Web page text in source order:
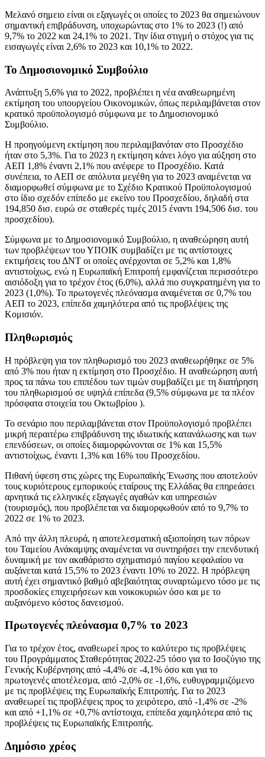
Μελανό σημειο είναι οι εξαγωγές οι οποίες το 2023 θα σημειώνουν
σημαντική επιβράδυνση, υποχωρώντας στο 1% το 2023 (!) από
9,7% το 2022 και 24,1% το 2021. Την ίδια στιγμή ο στόχος για τις
εισαγωγές είναι 2,6% το 2023 και 10,1% το 2022.
Το Δημοσιονομικό Συμβούλιο
Ανάπτυξη 5,6% για το 2022, προβλέπει η νέα αναθεωρημένη
εκτίμηση του υπουργείου Οικονομικών, όπως περιλαμβάνεται στον
κρατικό προϋπολογισμό σύμφωνα με το Δημοσιονομικό
Συμβούλιο.
Η προηγούμενη εκτίμηση που περιλαμβανόταν στο Προσχέδιο
ήταν στο 5,3%. Για το 2023 η εκτίμηση κάνει λόγο για αύξηση στο
ΑΕΠ 1,8% έναντι 2,1% που ανέφερε το Προσχέδιο. Κατά
συνέπεια, το ΑΕΠ σε απόλυτα μεγέθη για το 2023 αναμένεται να
διαμορφωθεί σύμφωνα με το Σχέδιο Κρατικού Προϋπολογισμού
στο ίδιο σχεδόν επίπεδο με εκείνο του Προσχεδίου, δηλαδή στα
194,850 δισ. ευρώ σε σταθερές τιμές 2015 έναντι 194,506 δισ. του
προσχεδίου).
Σύμφωνα με το Δημοσιονομικό Συμβούλιο, η αναθεώρηση αυτή
των προβλέψεων του ΥΠΟΙΚ συμβαδίζει με τις αντίστοιχες
εκτιμήσεις του ΔΝΤ οι οποίες ανέρχονται σε 5,2% και 1,8%
αντιστοίχως, ενώ η Ευρωπαϊκή Επιτροπή εμφανίζεται περισσότερο
αισιόδοξη για το τρέχον έτος (6,0%), αλλά πιο συγκρατημένη για το
2023 (1,0%). Το πρωτογενές πλεόνασμα αναμένεται σε 0,7% του
ΑΕΠ το 2023, επίπεδα χαμηλότερα από τις προβλέψεις της
Κομισιόν.
Πληθωρισμός
Η πρόβλεψη για τον πληθωρισμό του 2023 αναθεωρήθηκε σε 5%
από 3% που ήταν η εκτίμηση στο Προσχέδιο. Η αναθεώρηση αυτή
προς τα πάνω του επιπέδου των τιμών συμβαδίζει με τη διατήρηση
του πληθωρισμού σε υψηλά επίπεδα (9,5% σύμφωνα με τα πλέον
πρόσφατα στοιχεία του Οκτωβρίου ).
Το σενάριο που περιλαμβάνεται στον Προϋπολογισμό προβλέπει
μικρή περαιτέρω επιβράδυνση της ιδιωτικής κατανάλωσης και των
επενδύσεων, οι οποίες διαμορφώνονται σε 1% και 15,5%
αντιστοίχως, έναντι 1,3% και 16% του Προσχεδίου.
Πιθανή ύφεση στις χώρες της Ευρωπαϊκής Ένωσης που αποτελούν
τους κυριότερους εμπορικούς εταίρους της Ελλάδας θα επηρεάσει
αρνητικά τις ελληνικές εξαγωγές αγαθών και υπηρεσιών
(τουρισμός), που προβλέπεται να διαμορφωθούν από το 9,7% το
2022 σε 1% το 2023.
Από την άλλη πλευρά, η αποτελεσματική αξιοποίηση των πόρων
του Ταμείου Ανάκαμψης αναμένεται να συντηρήσει την επενδυτική
δυναμική με τον ακαθάριστο σχηματισμό παγίου κεφαλαίου να
αυξάνεται κατά 15,5% το 2023 έναντι 10% το 2022. Η πρόβλεψη
αυτή έχει σημαντικό βαθμό αβεβαιότητας συναρτώμενο τόσο με τις
προσδοκίες επιχειρήσεων και νοικοκυριών όσο και με το
αυξανόμενο κόστος δανεισμού.
Πρωτογενές πλεόνασμα 0,7% το 2023
Για το τρέχον έτος, αναθεωρεί προς το καλύτερο τις προβλέψεις
του Προγράμματος Σταθερότητας 2022-25 τόσο για το Ισοζύγιο της
Γενικής Κυβέρνησης από -4,4% σε -4,1% όσο και για το
πρωτογενές αποτέλεσμα, από -2,0% σε -1,6%, ευθυγραμμιζόμενο
με τις προβλέψεις της Ευρωπαϊκής Επιτροπής. Για το 2023
αναθεωρεί τις προβλέψεις προς το χειρότερο, από -1,4% σε -2%
και από +1,1% σε +0,7% αντίστοιχα, επίπεδα χαμηλότερα από τις
προβλέψεις τις Ευρωπαϊκής Επιτροπής.
Δημόσιο χρέος